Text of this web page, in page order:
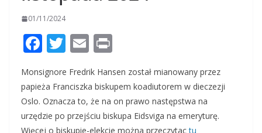
01/11/2024
F
e
b
o
T
itt
er
E
m
ai
l
t
Monsignore Fredrik Hansen został mianowany przez
papieża Franciszka biskupem koadiutorem w dieczezji
Oslo. Oznacza to, że na on prawo następstwa na
urzędzie po przejściu biskupa Eidsviga na emeryturę.
Więcej o biskupie-elekcie można przeczytactu